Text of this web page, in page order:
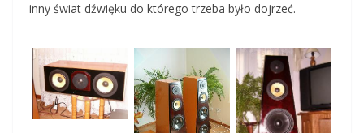
inny świat dźwięku do którego trzeba było dojrzeć.